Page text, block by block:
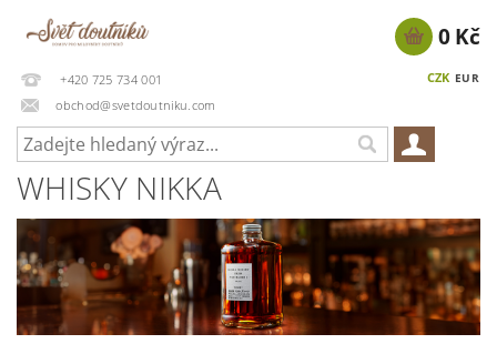
+420 725 734 001
obchod@svetdoutniku.com
CZK EUR
0 Kč
WHISKY NIKKA